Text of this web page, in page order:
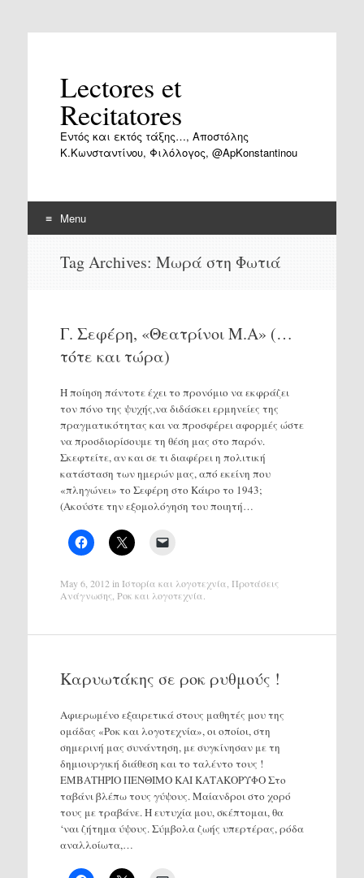
Lectores et
Recitatores
Εντός και εκτός τάξης…, Αποστόλης
Κ.Κωνσταντίνου, Φιλόλογος, @ApKonstantinou
Menu
Tag Archives: Μωρά στη Φωτιά
Γ. Σεφέρη, «Θεατρίνοι Μ.Α» (…
τότε και τώρα)
Η ποίηση πάντοτε έχει το προνόμιο να εκφράζει
τον πόνο της ψυχής,να διδάσκει ερμηνείες της
πραγματικότητας και να προσφέρει αφορμές ώστε
να προσδιoρίσουμε τη θέση μας στο παρόν.
Σκεφτείτε, αν και σε τι διαφέρει η πολιτική
κατάσταση των ημερών μας, από εκείνη που
«πληγώνει» το Σεφέρη στο Κάιρο το 1943;
(Ακούστε την εξομολόγηση του ποιητή…
May 6, 2012 in Ιστορία και λογοτεχνία Προτάσεις
Ανάγνωσης, Ροκ και λογοτεχνία
Καρυωτάκης σε ροκ ρυθμούς !
Αφιερωμένο εξαιρετικά στους μαθητές μου της
ομάδας «Ροκ και λογοτεχνία», οι οποίοι, στη
σημερινή μας συνάντηση, με συγκίνησαν με τη
δημιουργική διάθεση και το ταλέντο τους !
ΕMΒΑΤΗΡΙΟ ΠΕΝΘΙΜΟ ΚΑΙ ΚΑΤΑΚΟΡΥΦΟ Στο
ταβάνι βλέπω τους γύψους. Μαίανδροι στο χορό
τους με τραβάνε. Η ευτυχία μου, σκέπτομαι, θα
‘ναι ζήτημα ύψους. Σύμβολα ζωής υπερτέρας, ρόδα
αναλλοίωτα,…